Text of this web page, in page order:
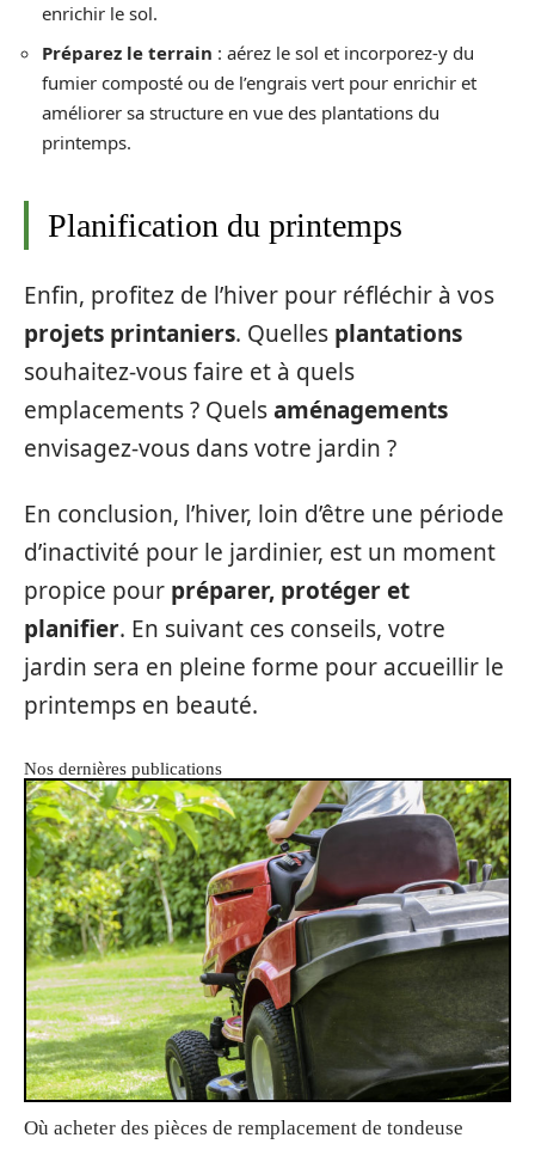
enrichir le sol.
Préparez le terrain : aérez le sol et incorporez-y du
fumier composté ou de l’engrais vert pour enrichir et
améliorer sa structure en vue des plantations du
printemps.
Planification du printemps
Enfin, profitez de l’hiver pour réfléchir à vos
projets printaniers. Quelles plantations
souhaitez-vous faire et à quels
emplacements ? Quelsaménagements
envisagez-vous dans votre jardin ?
En conclusion, l’hiver, loin d’être une période
d’inactivité pour le jardinier, est un moment
propice pour préparer, protéger et
planifier. En suivant ces conseils, votre
jardin sera en pleine forme pour accueillir le
printemps en beauté.
Nos dernières publications
Où acheter des pièces de remplacement de tondeuse